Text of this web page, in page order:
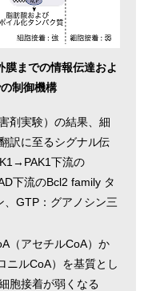
膜までの情報伝達およ
制御機構
剤実験）の結果、細
訳に至るシグナル伝
下流の
下流のBcl2 family タ
、GTP：グアノシン三
（アセチルCoA）か
ニルCoA）を基質とし
胞接着が弱くなる